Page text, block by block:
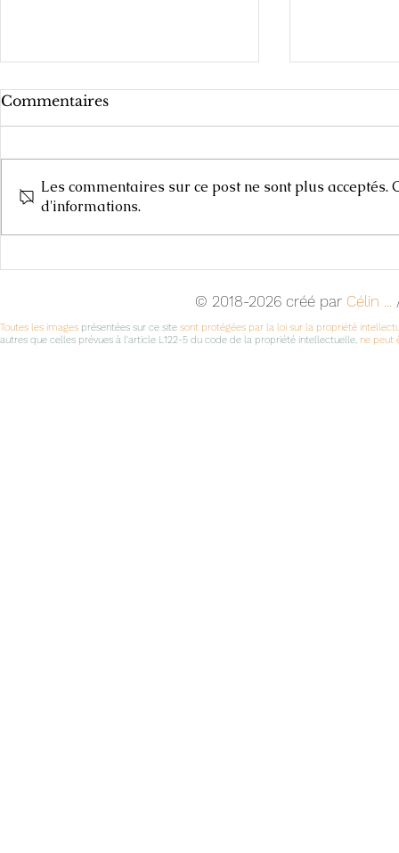
Cours d'Arts Plastiques,
Commentaires
Les commentaires sur ce post ne sont plus
d'informations.
© 2018-2026 créé par Célin ...
Toutes les images présentées sur ce site sont protégées par la loi sur la propriété
autres que celles prévues à l'article L122-5 du code de la propriété intellectuelle, ne peut